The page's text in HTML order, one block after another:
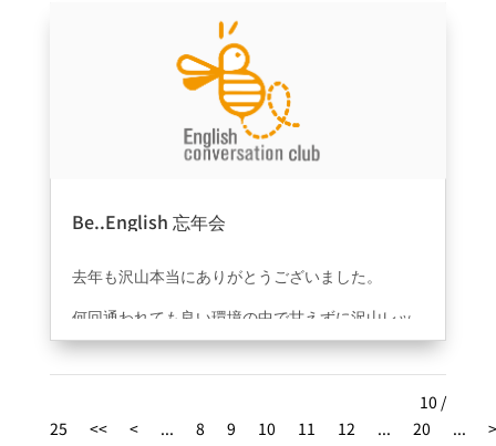
が勝負です！！努力は必要ですが先の未来の為に
今頑張って後から楽をしていきましょう！！英語
は必要です????
Be..English 忘年会
去年も沢山本当にありがとうございました。
何回通われても良い環境の中で甘えずに沢山レッ
スン受けられている生徒様が多い印象で本当あり
事も増えてきて感謝しかありません????今まで沢
10 /
25
<< < ... 8 9 10 11 12 ... 20 ... >